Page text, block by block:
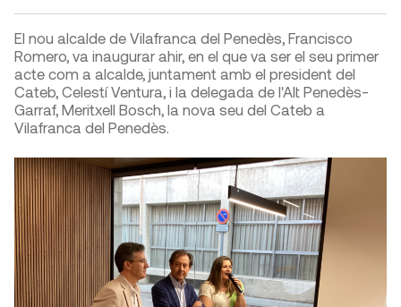
El nou alcalde de Vilafranca del Penedès, Francisco
Romero, va inaugurar ahir, en el que va ser el seu primer
acte com a alcalde, juntament amb el president del
Cateb, Celestí Ventura, i la delegada de l'Alt Penedès-
Garraf, Meritxell Bosch, la nova seu del Cateb a
Vilafranca del Penedès.